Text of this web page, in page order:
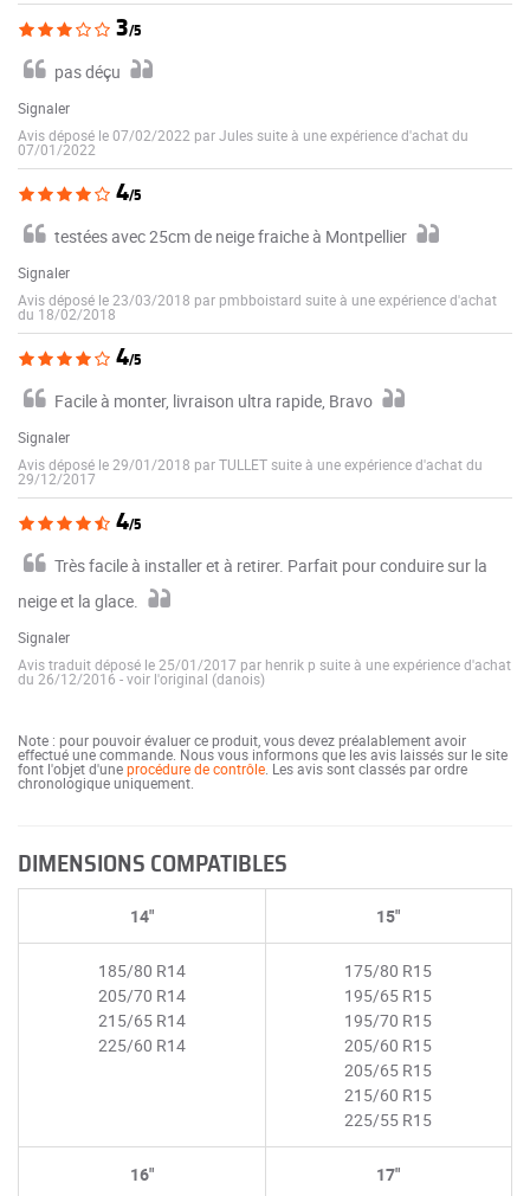
3/5
pas déçu
Signaler
Avis déposé le 07/02/2022 par Jules suite à une expérience d'achat du
07/01/2022
4/5
testées avec 25cm de neige fraiche à Montpellier
Signaler
Avis déposé le 23/03/2018 par pmbboistard suite à une expérience d'achat
du 18/02/2018
4/5
Facile à monter, livraison ultra rapide, Bravo
Signaler
Avis déposé le 29/01/2018 par TULLET suite à une expérience d'achat du
29/12/2017
4/5
Très facile à installer et à retirer. Parfait pour conduire sur la
neige et la glace.
Signaler
Avis traduit déposé le 25/01/2017 par henrik p suite à une expérience d'achat
du 26/12/2016 -voir l'original (danois)
Note : pour pouvoir évaluer ce produit, vous devez préalablement avoir
effectué une commande. Nous vous informons que les avis laissés sur le site
font l'objet d'uneprocédure de contrôle . Les avis sont classés par ordre
chronologique uniquement.
DIMENSIONS COMPATIBLES
14"
185/80 R14
205/70 R14
215/65 R14
225/60 R14
15"
175/80 R15
195/65 R15
195/70 R15
205/60 R15
205/65 R15
215/60 R15
225/55 R15
16" 17"